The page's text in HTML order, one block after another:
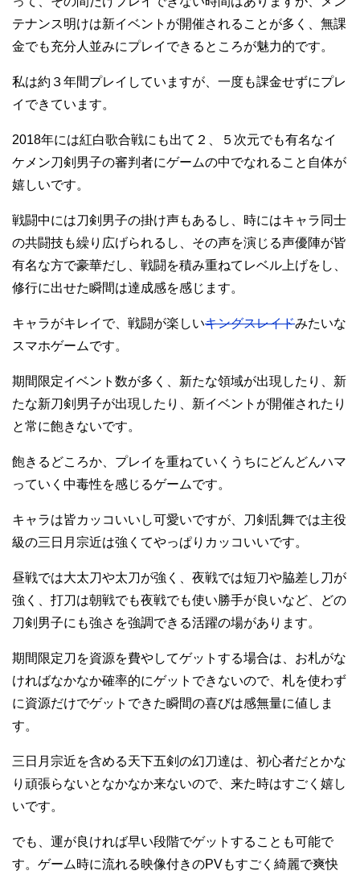
テナンス明けは新イベントが開催されることが多く、無課
金でも充分人並みにプレイできるところが魅力的です。
私は約３年間プレイしていますが、一度も課金せずにプレ
イできています。
2018年には紅白歌合戦にも出て２、５次元でも有名なイ
ケメン刀剣男子の審判者にゲームの中でなれること自体が
嬉しいです。
戦闘中には刀剣男子の掛け声もあるし、時にはキャラ同士
の共闘技も繰り広げられるし、その声を演じる声優陣が皆
有名な方で豪華だし、戦闘を積み重ねてレベル上げをし、
修行に出せた瞬間は達成感を感じます。
キャラがキレイで、戦闘が楽しいキングスレイドみたいな
スマホゲームです。
期間限定イベント数が多く、新たな領域が出現したり、新
たな新刀剣男子が出現したり、新イベントが開催されたり
と常に飽きないです。
飽きるどころか、プレイを重ねていくうちにどんどんハマ
っていく中毒性を感じるゲームです。
キャラは皆カッコいいし可愛いですが、刀剣乱舞では主役
級の三日月宗近は強くてやっぱりカッコいいです。
昼戦では大太刀や太刀が強く、夜戦では短刀や脇差し刀が
強く、打刀は朝戦でも夜戦でも使い勝手が良いなど、どの
刀剣男子にも強さを強調できる活躍の場があります。
期間限定刀を資源を費やしてゲットする場合は、お札がな
ければなかなか確率的にゲットできないので、札を使わず
に資源だけでゲットできた瞬間の喜びは感無量に値しま
す。
三日月宗近を含める天下五剣の幻刀達は、初心者だとかな
り頑張らないとなかなか来ないので、来た時はすごく嬉し
いです。
でも、運が良ければ早い段階でゲットすることも可能で
す。ゲーム時に流れる映像付きのPVもすごく綺麗で爽快